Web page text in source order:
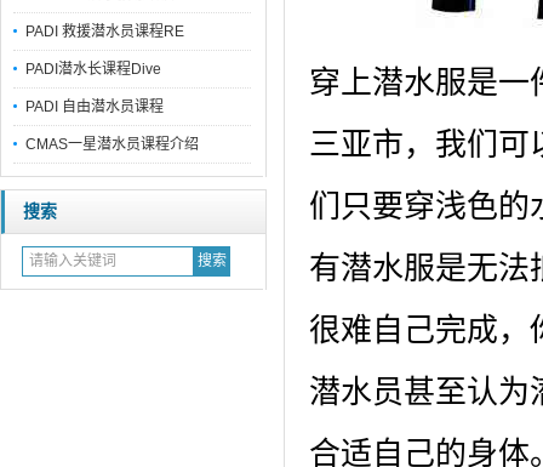
PADI 救援潜水员课程RE
PADI潜水长课程Dive
PADI 自由潜水员课程
CMAS一星潜水员课程介绍
搜索
穿上潜水服是一
三亚市，我们可
们只要穿浅色的
有潜水服是无法
很难自己完成，
潜水员甚至认为
合适自己的身体